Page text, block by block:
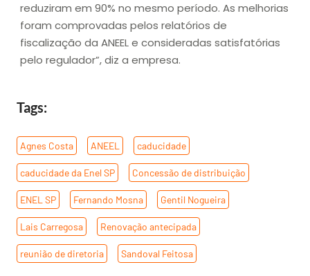
reduziram em 90% no mesmo período. As melhorias
foram comprovadas pelos relatórios de
fiscalização da ANEEL e consideradas satisfatórias
pelo regulador”, diz a empresa.
Tags:
Agnes Costa ANEEL caducidade
caducidade da Enel SP Concessão de distribuição
ENEL SP Fernando Mosna Gentil Nogueira
Lais Carregosa Renovação antecipada
reunião de diretoria Sandoval Feitosa